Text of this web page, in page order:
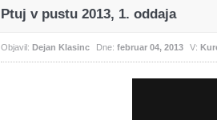
Ptuj v pustu 2013, 1. oddaja
Objavil: Dejan Klasinc Dne: februar 04, 2013 V: